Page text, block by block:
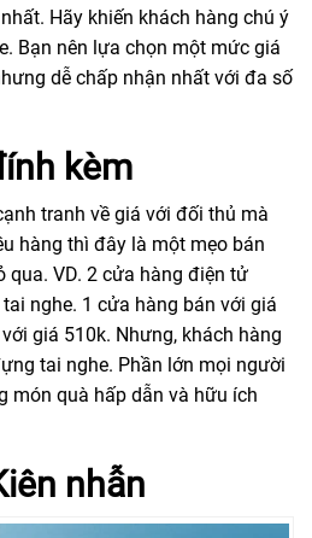
Hãy khiến khách hàng chú ý
Bạn nên lựa chọn một mức giá
dễ chấp nhận nhất với đa số
kèm
tranh về giá với đối thủ mà
hàng thì đây là một mẹo bán
qua. VD. 2 cửa hàng điện tử
nghe. 1 cửa hàng bán với giá
giá 510k. Nhưng, khách hàng
tai nghe. Phần lớn mọi người
món quà hấp dẫn và hữu ích
nhẫn